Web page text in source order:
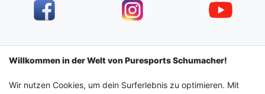
Impressum Daten­schutz­erklärung AGB
Willkommen in der Welt von Puresports Schumacher!
Wir nutzen Cookies, um dein Surferlebnis zu optimieren. Mit